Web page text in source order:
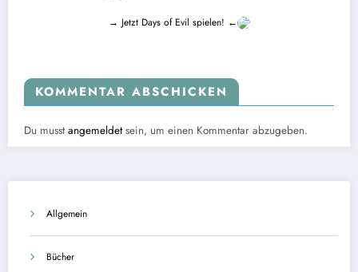
→ Jetzt Days of Evil spielen! ←
KOMMENTAR ABSCHICKEN
Du musstangemeldetsein, um einen Kommentar abzugeben.
Allgemein
Bücher